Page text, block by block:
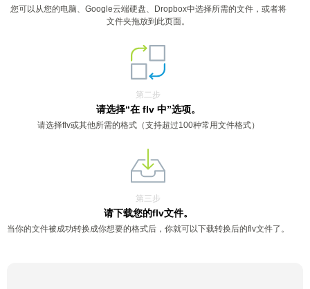
您可以从您的电脑、Google云端硬盘、Dropbox中选择所需的文件，或者将
文件夹拖放到此页面。
第二步
请选择“在 flv 中”选项。
请选择flv或其他所需的格式（支持超过100种常用文件格式）
第三步
请下载您的flv文件。
当你的文件被成功转换成你想要的格式后，你就可以下载转换后的flv文件了。